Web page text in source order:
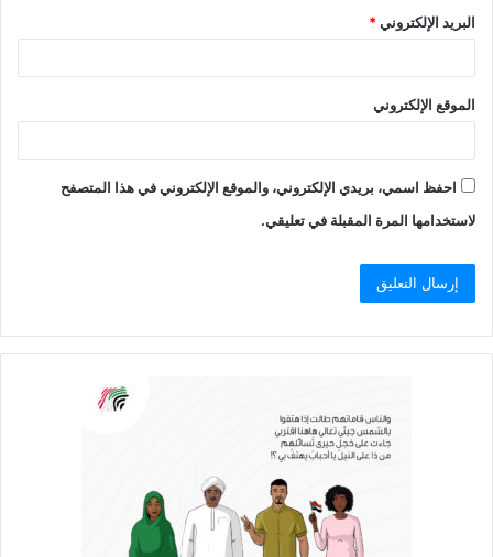
البريد الإلكتروني*
الموقع الإلكتروني
احفظ اسمي، بريدي الإلكتروني، والموقع الإلكتروني في هذا المتصفح
لاستخدامها المرة المقبلة في تعليقي.